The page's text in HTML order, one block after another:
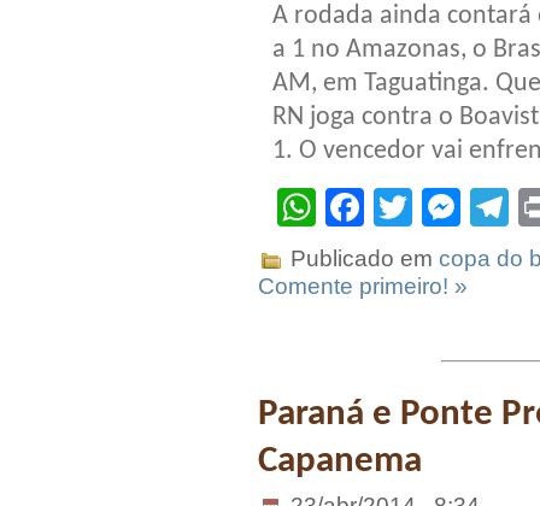
A rodada ainda
a 1 no Amazonas, o
AM, em Taguatinga.
RN joga contra o
1. O vencedor vai
WhatsApp
Facebook
Twitter
Publicado em copa do
Comente primeiro! »
Paraná e Ponte
Capanema